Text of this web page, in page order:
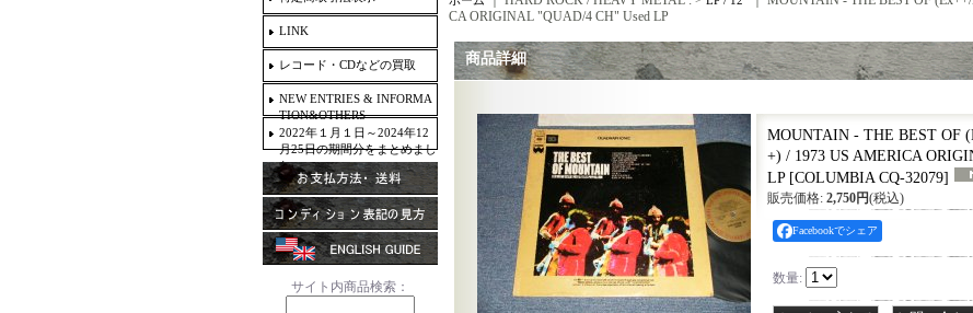
LINK
レコード・CDなどの買取
NEW ENTRIES & INFORMA
TION&OTHERS
2022年１月１日～2024年12
月25日の期間分をまとめまし
た。
サイト内商品検索：
CA ORIGINAL "QUAD/4 CH" Used LP
商品詳細
MOUNTAIN - THE BEST OF
+) / 1973 US AMERICA
LP [COLUMBIA CQ-32079]
販売価格: 2,750円(税込)
Facebookでシェア
数量: